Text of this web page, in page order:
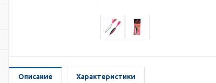
Описание Характеристики